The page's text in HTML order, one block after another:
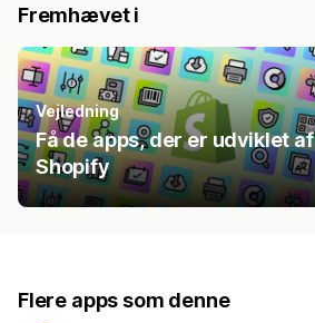
Fremhævet i
Vejledning
Få de apps, der er udviklet af
Shopify
Flere apps som denne